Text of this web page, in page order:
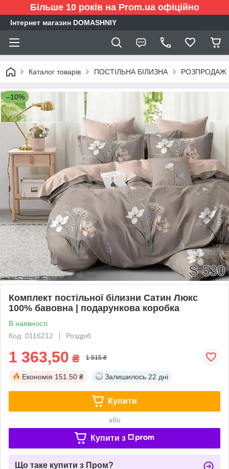
Більше 10 років на Prom.ua офіційно
Інтернет магазин DOMASHNIY
Каталог товарів ПОСТІЛЬНА БІЛИЗНА РОЗПРОДАЖ
–10%
Комплект постільної білизни Сатин Люкс
100% бавовна | подарункова коробка
В наявності
Код: 0116212
Роздріб
1 363,50 ₴ 1 515 ₴
Економія 151.50 ₴ Залишилось 22 дні
Купити
або
Купити з
Що таке купити з Пром?